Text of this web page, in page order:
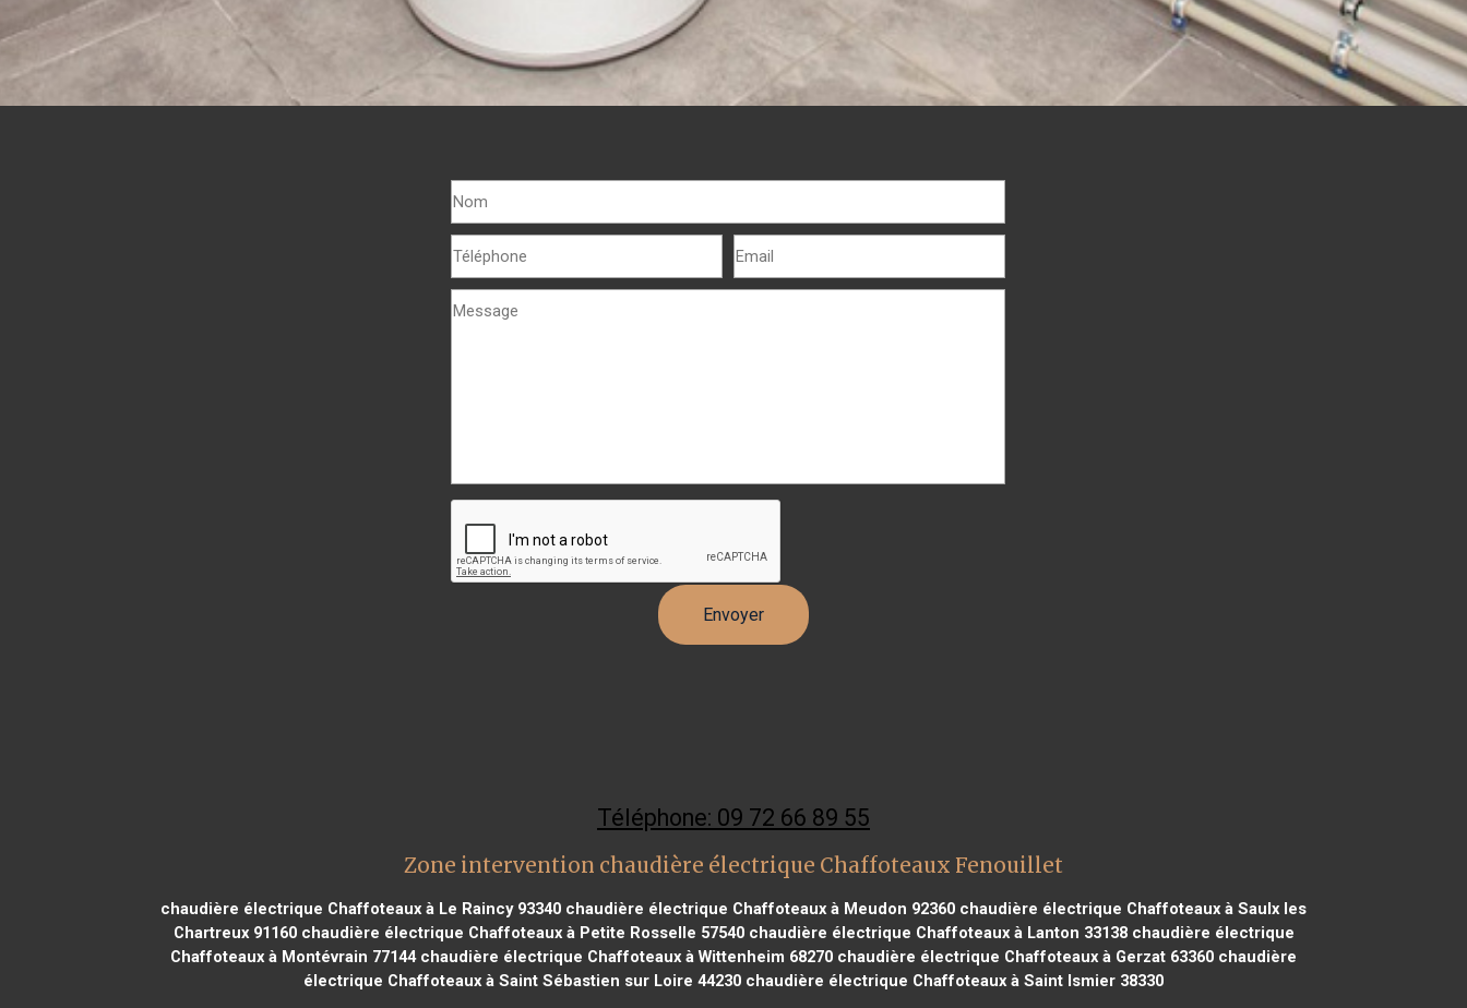
Téléphone: 09 72 66 89 55
Zone intervention chaudière électrique Chaffoteaux Fenouillet
chaudière électrique Chaffoteaux à Le Raincy 93340 chaudière électrique Chaffoteaux à Meudon 92360 chaudière électrique Chaffoteaux à Saulx les
Chartreux 91160chaudière électrique Chaffoteaux à Petite Rosselle 57540chaudière électrique Chaffoteaux à Lanton 33138chaudière électrique
Chaffoteaux à Montévrain 77144chaudière électrique Chaffoteaux à Wittenheim 68270 chaudière électrique Chaffoteaux à Gerzat 63360 chaudière
électrique Chaffoteaux à Saint Sébastien sur Loire 44230 chaudière électrique Chaffoteaux à Saint Ismier 38330